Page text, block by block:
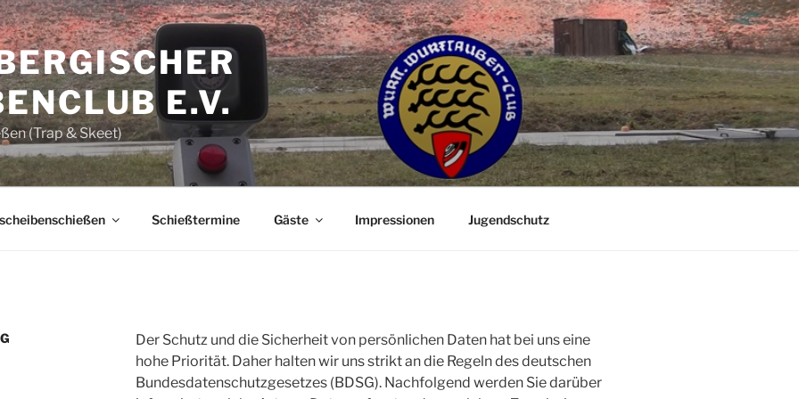
E.V.
(Trap & Skeet)
Schießtermine Gäste Impressionen Jugendschutz
Der Schutz und die Sicherheit von persönlichen Daten hat bei uns eine
hohe Priorität. Daher halten wir uns strikt an die Regeln des deutschen
Bundesdatenschutzgesetzes (BDSG). Nachfolgend werden Sie darüber